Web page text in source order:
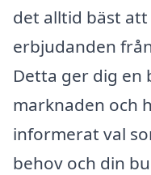
det alltid bäst
erbjudanden
Detta ger dig en
marknaden och
informerat val
behov och din